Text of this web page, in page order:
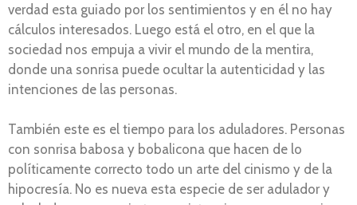
verdad esta guiado por los sentimientos y en él no hay
cálculos interesados. Luego está el otro, en el que la
sociedad nos empuja a vivir el mundo de la mentira,
donde una sonrisa puede ocultar la autenticidad y las
intenciones de las personas.
También este es el tiempo para los aduladores. Personas
con sonrisa babosa y bobalicona que hacen de lo
políticamente correcto todo un arte del cinismo y de la
hipocresía. No es nueva esta especie de ser adulador y